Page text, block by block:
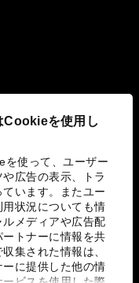
Cookieを使用し
を使って、ユーザー
広告の表示、トラ
います。またユー
状況についても情
メディアや広告配
トナーに情報を共
集された情報は、
に提供した他の情